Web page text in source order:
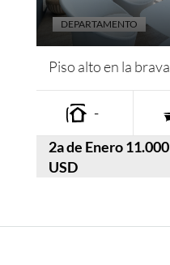
Piso alto en la brava
-
DEPARTAMENTO
2a de Enero 11.000
USD